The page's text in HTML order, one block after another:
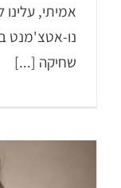
אמיתי,
נו-אטצ'מנט
שחיקה [...]